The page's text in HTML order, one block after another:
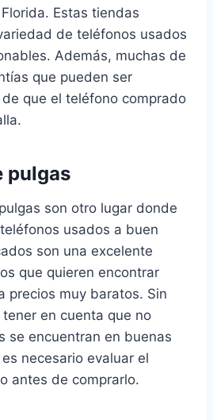
Estas tiendas
de teléfonos usados
Además, muchas de
que pueden ser
que el teléfono comprado
pulgas
son otro lugar donde
usados a buen
son una excelente
que quieren encontrar
precios muy baratos. Sin
en cuenta que no
se encuentran en buenas
necesario evaluar el
antes de comprarlo.